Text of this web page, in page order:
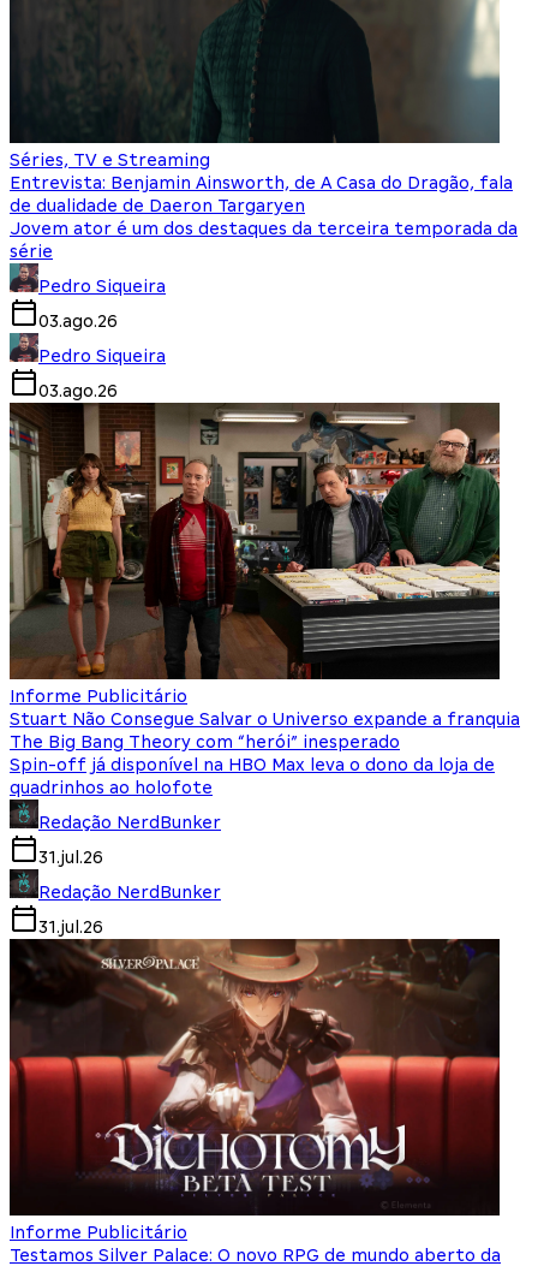
Séries, TV e Streaming
Entrevista: Benjamin Ainsworth, de A Casa do Dragão, fala
de dualidade de Daeron Targaryen
Jovem ator é um dos destaques da terceira temporada da
série
Pedro Siqueira
03.ago.26
Pedro Siqueira
03.ago.26
Informe Publicitário
Stuart Não Consegue Salvar o Universo expande a franquia
The Big Bang Theory com “herói” inesperado
Spin-off já disponível na HBO Max leva o dono da loja de
quadrinhos ao holofote
Redação NerdBunker
31.jul.26
Redação NerdBunker
31.jul.26
Informe Publicitário
Testamos Silver Palace: O novo RPG de mundo aberto da